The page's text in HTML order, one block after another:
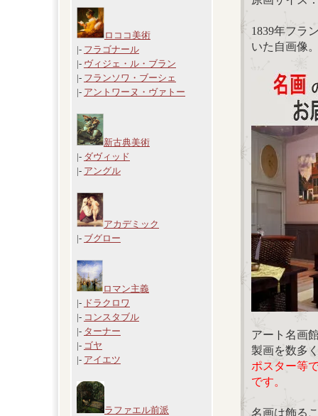
ロココ美術
|- フラゴナール
|- ヴィジェ・ル・ブラン
|- フランソワ・ブーシェ
|- アントワーヌ・ヴァトー
新古典美術
|- ダヴィッド
|- アングル
アカデミック
|- ブグロー
ロマン主義
|- ドラクロワ
|- コンスタブル
|- ターナー
|- ゴヤ
|- アイエツ
ラファエル前派
1839年フラ
いた自画像
アート名画
製画を数多
ポスター等
です。
名画は飾る